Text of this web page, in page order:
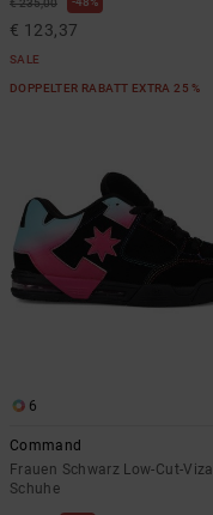
€ 235,00
€ 123,37
SALE
DOPPELTER RABATT EXTRA 25 %
6
Command
Frauen Schwarz Low-Cut-
Schuhe